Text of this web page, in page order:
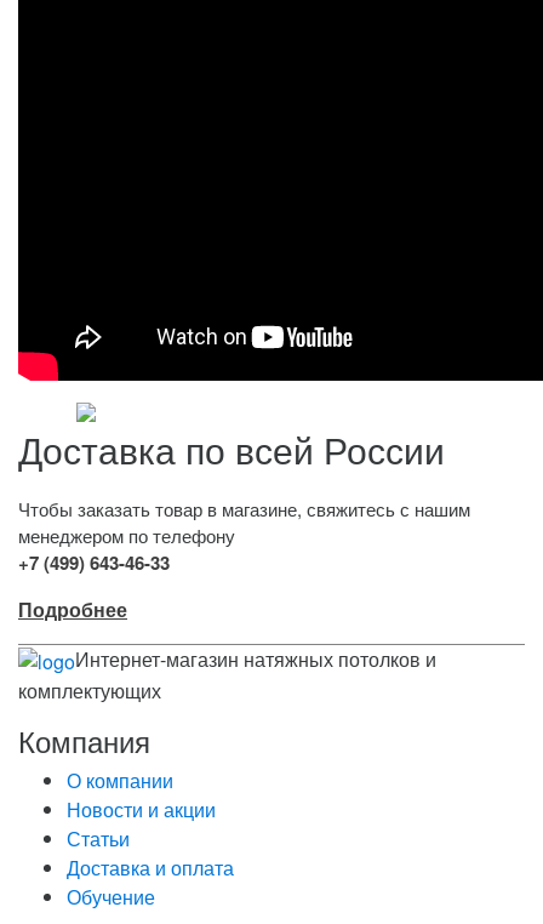
Доставка по всей России
Чтобы заказать товар в магазине, свяжитесь с нашим
менеджером по телефону
+7 (499) 643-46-33
Подробнее
Интернет-магазин натяжных потолков и
комплектующих
Компания
О компании
Новости и акции
Статьи
Доставка и оплата
Обучение